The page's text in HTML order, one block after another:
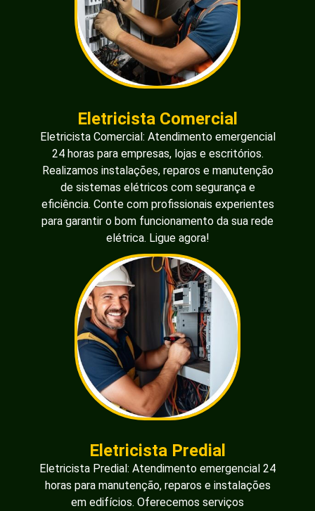
Eletricista Comercial
Eletricista Comercial: Atendimento emergencial
24 horas para empresas, lojas e escritórios.
Realizamos instalações, reparos e manutenção
de sistemas elétricos com segurança e
eficiência. Conte com profissionais experientes
para garantir o bom funcionamento da sua rede
elétrica. Ligue agora!
Eletricista Predial
Eletricista Predial: Atendimento emergencial 24
horas para manutenção, reparos e instalações
em edifícios. Oferecemos serviços